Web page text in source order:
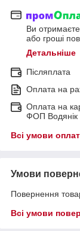
Ви
або гроші
Детальніше
Післяплата
Оплата на
Оплата на
ФОП Водянік
Всі умови
Умови
Повернення
Всі умови